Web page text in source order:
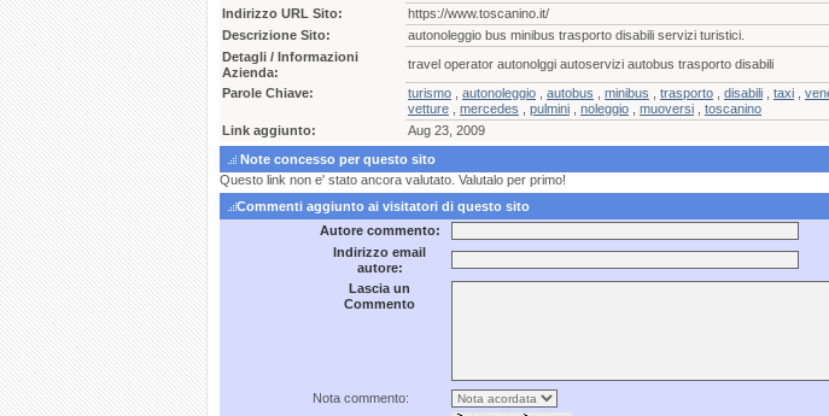
Indirizzo URL Sito:
https://www.toscanino.it/
Descrizione Sito:
autonoleggio bus minibus trasporto disabili servizi turistici.
Detagli / Informazioni
Azienda:
travel operator autonolggi autoservizi autobus trasporto disabili
Parole Chiave:
turismo autonoleggio autobus minibus trasporto disabili taxi
vetture
mercedes pulmini noleggio muoversi
toscanino
Link aggiunto:
Aug 23, 2009
Note concesso per questo sito
Questo link non e' stato ancora valutato. Valutalo per primo!
Commenti aggiunto ai visitatori di questo sito
Autore commento:
Indirizzo email
autore:
Lascia un
Commento
Nota commento: